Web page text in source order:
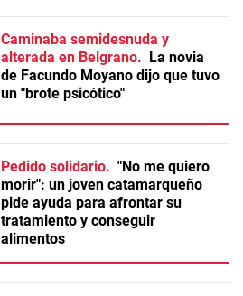
Caminaba semidesnuda y
alterada en Belgrano
La novia
de Facundo Moyano dijo que tuvo
un "brote psicótico"
Pedido solidario
"No me quiero
morir": un joven catamarqueño
pide ayuda para afrontar su
tratamiento y conseguir
alimentos